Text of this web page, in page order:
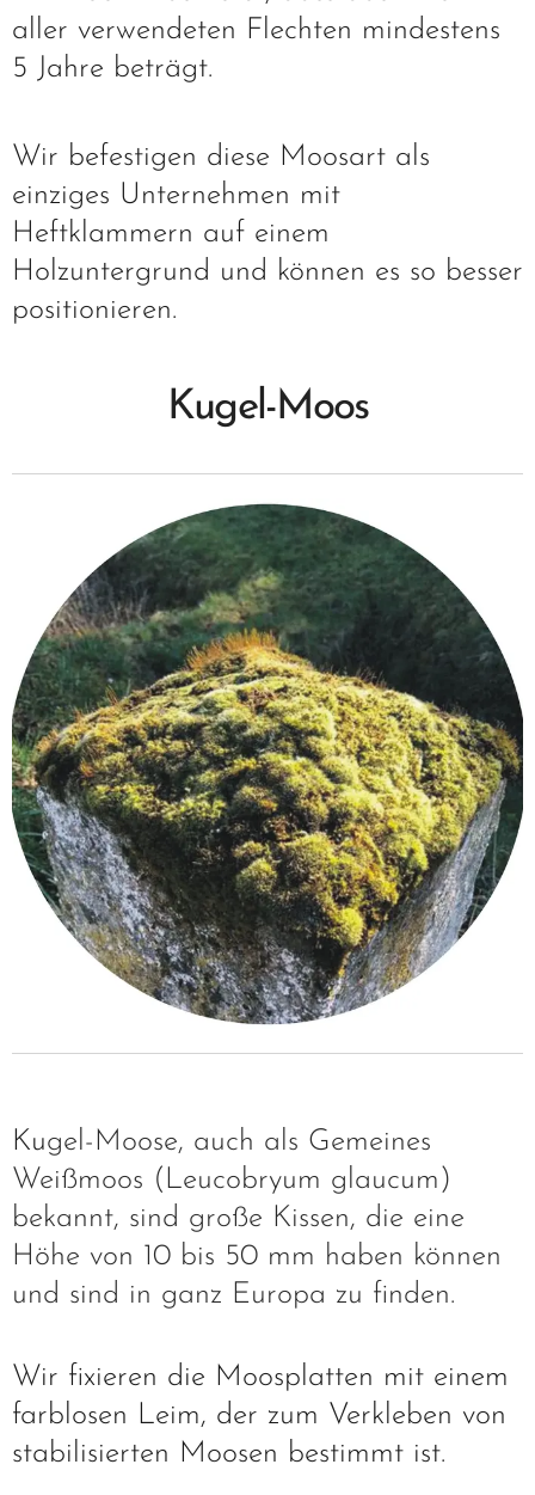
aller verwendeten Flechten mindestens
5 Jahre beträgt.
Wir befestigen diese Moosart als
einziges Unternehmen mit
Heftklammern auf einem
Holzuntergrund und können es so besser
positionieren.
Kugel-Moos
Kugel-Moose, auch als Gemeines
Weißmoos (Leucobryum glaucum)
bekannt, sind große Kissen, die eine
Höhe von 10 bis 50 mm haben können
und sind in ganz Europa zu finden.
Wir fixieren die Moosplatten mit einem
farblosen Leim, der zum Verkleben von
stabilisierten Moosen bestimmt ist.